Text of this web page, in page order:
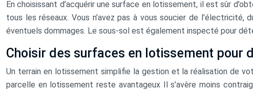
En choisissant d’acquérir une surface en lotissement, il est sûr
tous les réseaux. Vous n’avez pas à vous soucier de
éventuels dommages. Le sous-sol est également inspecté pour
Choisir des surfaces en lotissement pour
Un terrain en lotissement simplifie la gestion et la réalisation de
parcelle en lotissement reste avantageux Il s’avère moins